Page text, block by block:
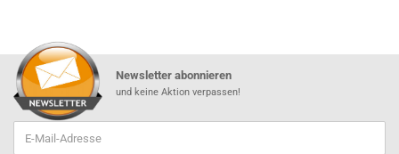
Newsletter abonnieren
und keine Aktion verpassen!